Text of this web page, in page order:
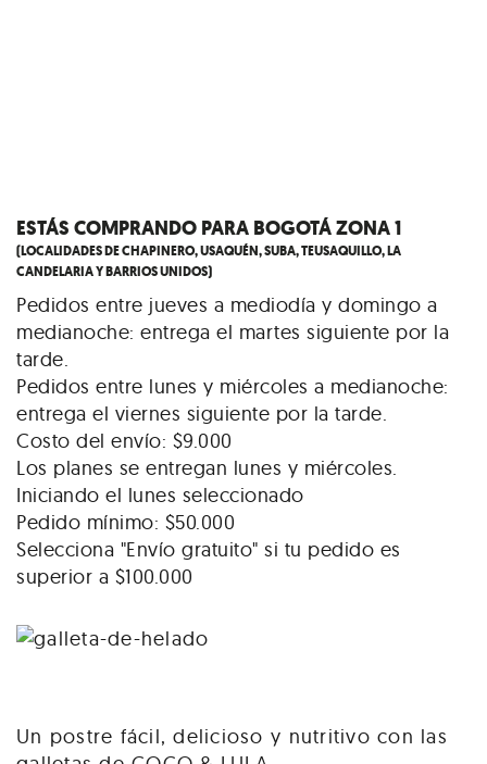
ESTÁS COMPRANDO PARA BOGOTÁ ZONA 1
(LOCALIDADES DE CHAPINERO, USAQUÉN, SUBA, TEUSAQUILLO, LA
CANDELARIA Y BARRIOS UNIDOS)
Pedidos entre jueves a mediodía y domingo a
medianoche: entrega el martes siguiente por la
tarde.
Pedidos entre lunes y miércoles a medianoche:
entrega el viernes siguiente por la tarde.
Costo del envío: $9.000
Los planes se entregan lunes y miércoles.
Iniciando el lunes seleccionado
Pedido mínimo: $50.000
Selecciona "Envío gratuito" si tu pedido es
superior a $100.000
Un postre fácil, delicioso y nutritivo con las